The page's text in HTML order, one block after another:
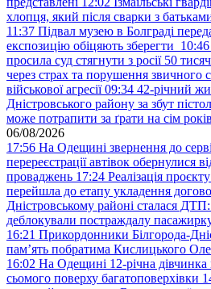
хлопця, який після сварки з
11:37 Підвал музею в Болграді
експозицію обіцяють зберегти 10:46
просила суд стягнути з росії 50
через страх та порушення звичного
військової агресії 09:34 42-річний
Дністровського району за збут
може потрапити за ґрати на сім років
06/08/2026
17:56 На Одещині звернення до
перереєстрації автівок обернулися
проваджень 17:24 Реалізація
перейшла до етапу укладення
Дністровському районі сталася
деблокували постраждалу
16:21 Прикордонники Білгорода-
пам’ять побратима Кислицького
16:02 На Одещині 12-річна дівчинка
сьомого поверху багатоповерхівки